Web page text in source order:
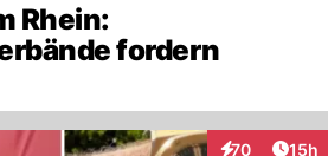
Rhein:
fordern
70 15h